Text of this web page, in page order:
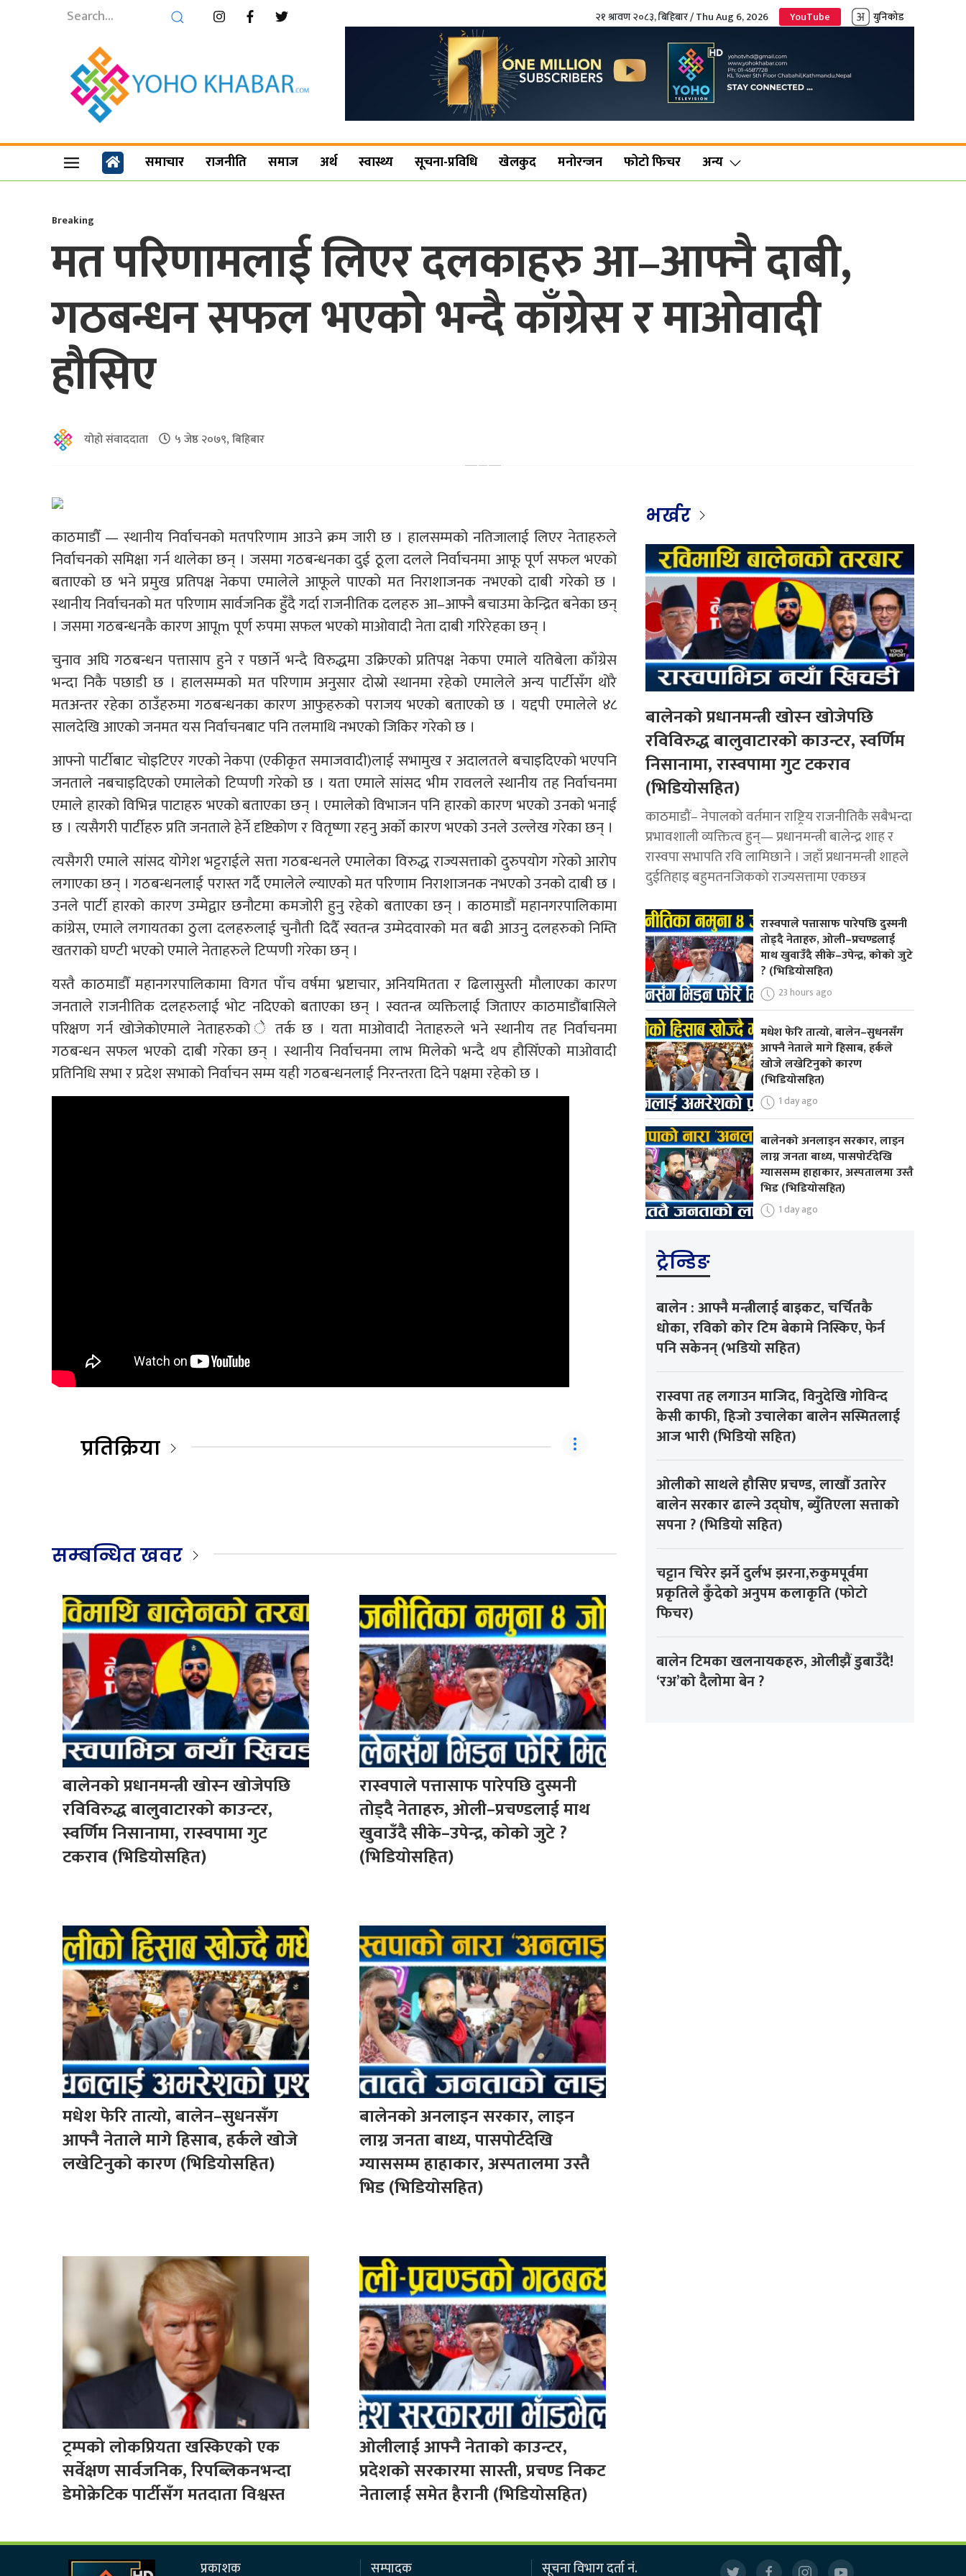
२१ श्रावण २०८३, बिहिबार / Thu Aug 6, 2026 YouTube युनिकोड
समाचार राजनीति समाज अर्थ स्वास्थ्य सूचना-प्रविधि खेलकुद मनोरन्जन फोटो फिचर अन्य
Breaking
मत परिणामलाई लिएर दलकाहरु आ–आफ्नै दाबी,
गठबन्धन सफल भएको भन्दै काँग्रेस र माओवादी
हौसिए
योहो संवाददाता ५ जेष्ठ २०७९, बिहिबार
काठमाडौँ — स्थानीय निर्वाचनको मतपरिणाम आउने क्रम जारी छ । हालसम्मको नतिजालाई लिएर नेताहरुले
निर्वाचनको समिक्षा गर्न थालेका छन् । जसमा गठबन्धनका दुई ठूला दलले निर्वाचनमा आफू पूर्ण सफल भएको
बताएको छ भने प्रमुख प्रतिपक्ष नेकपा एमालेले आफूले पाएको मत निराशाजनक नभएको दाबी गरेको छ ।
स्थानीय निर्वाचनको मत परिणाम सार्वजनिक हुँदै गर्दा राजनीतिक दलहरु आ–आफ्नै बचाउमा केन्द्रित बनेका छन्
। जसमा गठबन्धनकै कारण आपूm पूर्ण रुपमा सफल भएको माओवादी नेता दाबी गरिरेहका छन् ।
चुनाव अघि गठबन्धन पत्तासाप हुने र पछार्ने भन्दै विरुद्धमा उक्रिएको प्रतिपक्ष नेकपा एमाले यतिबेला काँग्रेस
भन्दा निकै पछाडी छ । हालसम्मको मत परिणाम अनुसार दोस्रो स्थानमा रहेको एमालेले अन्य पार्टीसँग थोरै
मतअन्तर रहेका ठाउँहरुमा गठबन्धनका कारण आफुहरुको पराजय भएको बताएको छ । यद्दपी एमालेले ४८
सालदेखि आएको जनमत यस निर्वाचनबाट पनि तलमाथि नभएको जिकिर गरेको छ ।
आफ्नो पार्टीबाट चोइटिएर गएको नेकपा (एकीकृत समाजवादी)लाई सभामुख र अदालतले बचाइदिएको भएपनि
जनताले नबचाइदिएको एमालेको टिप्पणी गरेको छ । यता एमाले सांसद भीम रावलले स्थानीय तह निर्वाचनमा
एमाले हारको विभिन्न पाटाहरु भएको बताएका छन् । एमालेको विभाजन पनि हारको कारण भएको उनको भनाई
छ । त्यसैगरी पार्टीहरु प्रति जनताले हेर्ने दृष्टिकोण र वितृष्णा रहनु अर्को कारण भएको उनले उल्लेख गरेका छन् ।
त्यसैगरी एमाले सांसद योगेश भट्टराईले सत्ता गठबन्धनले एमालेका विरुद्ध राज्यसत्ताको दुरुपयोग गरेको आरोप
लगाएका छन् । गठबन्धनलाई परास्त गर्दै एमालेले ल्याएको मत परिणाम निराशाजनक नभएको उनको दाबी छ ।
उनले पार्टी हारको कारण उम्मेद्वार छनौटमा कमजोरी हुनु रहेको बताएका छन् । काठमाडौं महानगरपालिकामा
कांग्रेस, एमाले लगायतका ठुला दलहरुलाई चुनौती दिदैँ स्वतन्त्र उम्मेदवारको मत बढी आउनु दलहरुको निम्ति
खतराको घण्टी भएको एमाले नेताहरुले टिप्पणी गरेका छन् ।
यस्तै काठमाडौँ महानगरपालिकामा विगत पाँच वर्षमा भ्रष्टाचार, अनियमितता र ढिलासुस्ती मौलाएका कारण
जनताले राजनीतिक दलहरुलाई भोट नदिएको बताएका छन् । स्वतन्त्र व्यक्तिलाई जिताएर काठमाडौंबासिले
परिक्षण गर्न खोजेकोएमाले नेताहरुको े तर्क छ । यता माओवादी नेताहरुले भने स्थानीय तह निर्वाचनमा
गठबन्धन सफल भएको दाबी गरेका छन् । स्थानीय निर्वाचनमा लाभ मिलेको भन्दै थप हौसिँएको माओवादी
प्रतिनिधि सभा र प्रदेश सभाको निर्वाचन सम्म यही गठबन्धनलाई निरन्तरता दिने पक्षमा रहेको छ ।
प्रतिक्रिया
सम्बन्धित खवर
बालेनको प्रधानमन्त्री खोस्न खोजेपछि
रविविरुद्ध बालुवाटारको काउन्टर,
स्वर्णिम निसानामा, रास्वपामा गुट
टकराव (भिडियोसहित)
रास्वपाले पत्तासाफ पारेपछि दुस्मनी
तोड्दै नेताहरु, ओली–प्रचण्डलाई माथ
खुवाउँदै सीके–उपेन्द्र, कोको जुटे ?
(भिडियोसहित)
मधेश फेरि तात्यो, बालेन–सुधनसँग
आफ्नै नेताले मागे हिसाब, हर्कले खोजे
लखेटिनुको कारण (भिडियोसहित)
बालेनको अनलाइन सरकार, लाइन
लाग्न जनता बाध्य, पासपोर्टदेखि
ग्याससम्म हाहाकार, अस्पतालमा उस्तै
भिड (भिडियोसहित)
ट्रम्पको लोकप्रियता खस्किएको एक
सर्वेक्षण सार्वजनिक, रिपब्लिकनभन्दा
डेमोक्रेटिक पार्टीसँग मतदाता विश्वस्त
ओलीलाई आफ्नै नेताको काउन्टर,
प्रदेशको सरकारमा सास्ती, प्रचण्ड निकट
नेतालाई समेत हैरानी (भिडियोसहित)
भर्खर
बालेनको प्रधानमन्त्री खोस्न खोजेपछि
रविविरुद्ध बालुवाटारको काउन्टर, स्वर्णिम
निसानामा, रास्वपामा गुट टकराव
(भिडियोसहित)
काठमाडौं– नेपालको वर्तमान राष्ट्रिय राजनीतिकै सबैभन्दा
प्रभावशाली व्यक्तित्व हुन्— प्रधानमन्त्री बालेन्द्र शाह र
रास्वपा सभापति रवि लामिछाने । जहाँ प्रधानमन्त्री शाहले
दुईतिहाइ बहुमतनजिकको राज्यसत्तामा एकछत्र
रास्वपाले पत्तासाफ पारेपछि दुस्मनी
तोड्दै नेताहरु, ओली–प्रचण्डलाई
माथ खुवाउँदै सीके–उपेन्द्र, कोको जुटे
? (भिडियोसहित)
23 hours ago
मधेश फेरि तात्यो, बालेन–सुधनसँग
आफ्नै नेताले मागे हिसाब, हर्कले
खोजे लखेटिनुको कारण
(भिडियोसहित)
1 day ago
बालेनको अनलाइन सरकार, लाइन
लाग्न जनता बाध्य, पासपोर्टदेखि
ग्याससम्म हाहाकार, अस्पतालमा उस्तै
भिड (भिडियोसहित)
1 day ago
ट्रेन्डिङ
बालेन : आफ्नै मन्त्रीलाई बाइकट, चर्चितकै
धोका, रविको कोर टिम बेकामे निस्किए, फेर्न
पनि सकेनन् (भडियो सहित)
रास्वपा तह लगाउन माजिद, विनुदेखि गोविन्द
केसी काफी, हिजो उचालेका बालेन सस्मितलाई
आज भारी (भिडियो सहित)
ओलीको साथले हौसिए प्रचण्ड, लाखौँ उतारेर
बालेन सरकार ढाल्ने उद्घोष, ब्युँतिएला सत्ताको
सपना ? (भिडियो सहित)
चट्टान चिरेर झर्ने दुर्लभ झरना,रुकुमपूर्वमा
प्रकृतिले कुँदेको अनुपम कलाकृति (फोटो
फिचर)
बालेन टिमका खलनायकहरु, ओलीझैं डुबाउँदै!
‘रअ’को दैलोमा बेन ?
प्रकाशक सम्पादक सूचना विभाग दर्ता नं.